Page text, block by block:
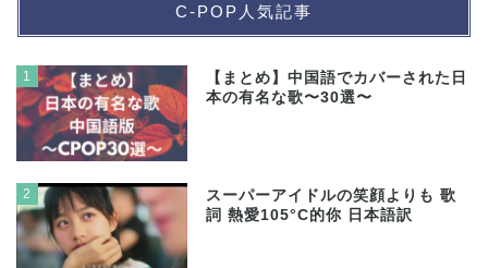
C-POP人気記事
1
【まとめ】中国語でカバーされた日
本の有名な歌〜30選〜
2
スーパーアイドルの笑顔よりも 歌
詞 熱愛105°C的你 日本語訳